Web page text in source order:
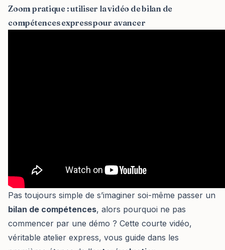
Zoom pratique : utiliser la vidéo de bilan de
compétences express pour avancer
Pas toujours simple de s’imaginer soi-même passer un
bilan de compétences, alors pourquoi ne pas
commencer par une démo ? Cette courte vidéo,
véritable atelier express, vous guide dans les